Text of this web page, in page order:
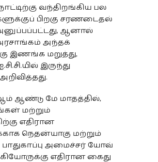
வந்திறங்கிய பல
பிறகு சரணடைதல்
ஆனால்
அந்தக்
இணங்க மறுத்து,
இருந்து
ஆண்டு மே மாதத்தில்,
மற்றும்
எதிரான
நெதன்யாகு மற்றும்
அமைச்சர் யோவ்
எதிரான கைது